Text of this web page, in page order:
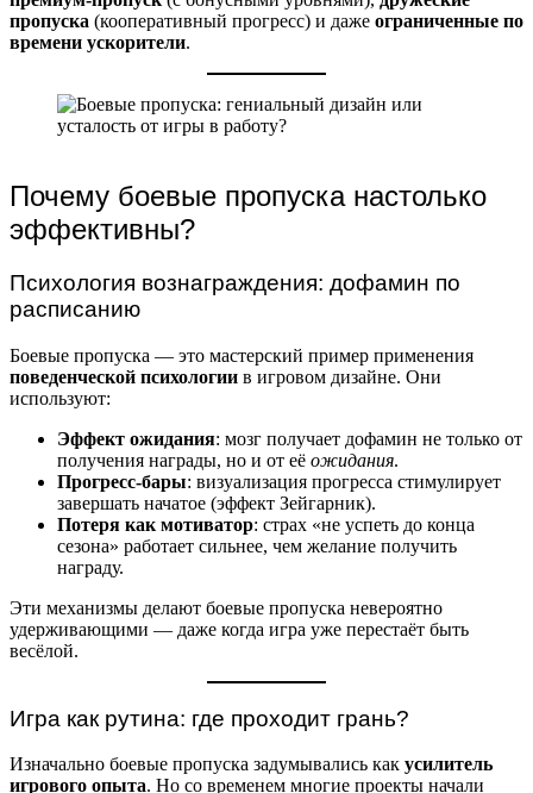
пропуска (кооперативный прогресс) и даже ограниченные по
времени ускорители.
Почему боевые пропуска настолько
эффективны?
Психология вознаграждения: дофамин по
расписанию
Боевые пропуска — это мастерский пример применения
поведенческой психологии в игровом дизайне. Они
используют:
Эффект ожидания: мозг получает дофамин не только от
получения награды, но и от её ожидания.
Прогресс-бары: визуализация прогресса стимулирует
завершать начатое (эффект Зейгарник).
Потеря как мотиватор: страх «не успеть до конца
сезона» работает сильнее, чем желание получить
награду.
Эти механизмы делают боевые пропуска невероятно
удерживающими — даже когда игра уже перестаёт быть
весёлой.
Игра как рутина: где проходит грань?
Изначально боевые пропуска задумывались как усилитель
игрового опыта. Но со временем многие проекты начали